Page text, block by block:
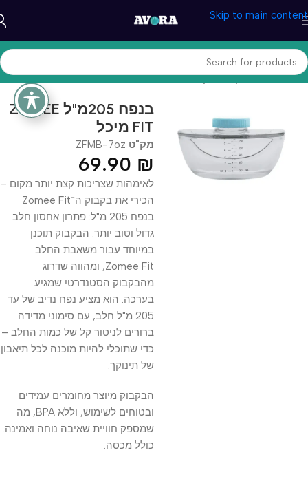
Skip to main content
עמוד הבית/תינוקות והנקה
בנפח 205מ"ל ZOMEE
FIT מיכל
מק"ט ZFMB-7oz
69.90 ₪
לאימהות שצריכות קצת יותר מקום –
הכירי את בקבוק ה־Zomee Fit
בנפח 205 מ"ל: פתרון אחסון חלב
גדול וטוב יותר. הבקבוק תוכנן
במיוחד עבור משאבת החלב
Zomee Fit, ומהווה שדרוג
מהבקבוק הסטנדרטי שמגיע
בערכה. הוא מציע נפח נדיב של עד
205 מ"ל חלב, עם סימוני מדידה
ברורים לניטור קל של כמות החלב –
כדי שתוכלי להיות מוכנה לכל תיאבון
של תינוקך.
הבקבוק מיוצר מחומרים עמידים
ובטוחים לשימוש, וללא BPA, מה
שמספק חוויית שאיבה נוחה ואמינה.
כולל מכסה.